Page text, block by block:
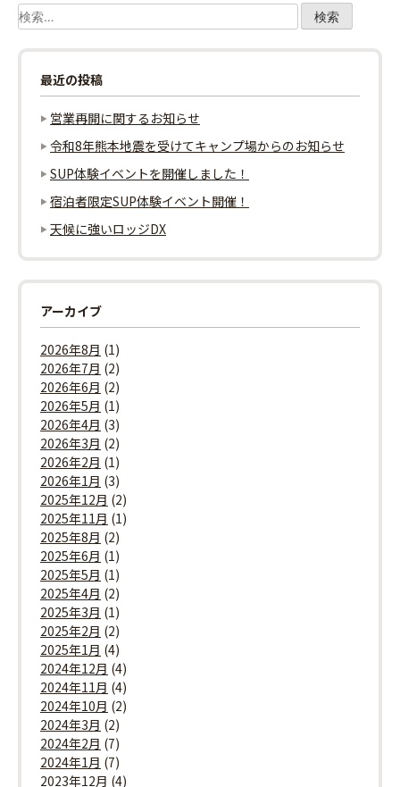
ゲ
ー
シ
ョ
ン
検
索:
最近の投稿
営業再開に関するお知らせ
令和8年熊本地震を受けてキャンプ場からのお知らせ
SUP体験イベントを開催しました！
宿泊者限定SUP体験イベント開催！
天候に強いロッジDX
アーカイブ
2026年8月 (1)
2026年7月 (2)
2026年6月 (2)
2026年5月 (1)
2026年4月 (3)
2026年3月 (2)
2026年2月 (1)
2026年1月 (3)
2025年12月 (2)
2025年11月 (1)
2025年8月 (2)
2025年6月 (1)
2025年5月 (1)
2025年4月 (2)
2025年3月 (1)
2025年2月 (2)
2025年1月 (4)
2024年12月 (4)
2024年11月 (4)
2024年10月 (2)
2024年3月 (2)
2024年2月 (7)
2024年1月 (7)
2023年12月 (4)